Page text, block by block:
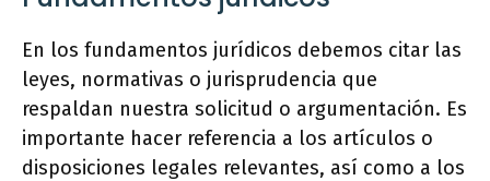
En los fundamentos jurídicos debemos citar las
leyes, normativas o jurisprudencia que
respaldan nuestra solicitud o argumentación. Es
importante hacer referencia a los artículos o
disposiciones legales relevantes, así como a los